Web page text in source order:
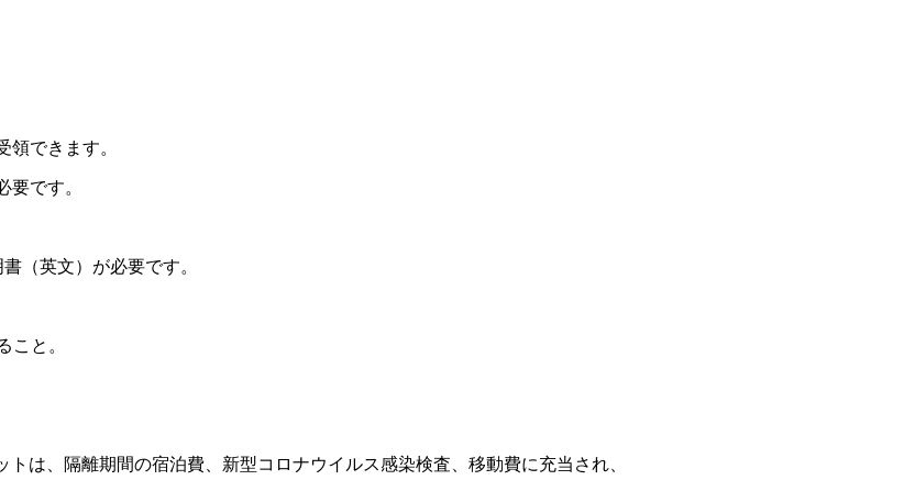
できます。
です。
（英文）が必要です。
と。
トは、隔離期間の宿泊費、新型コロナウイルス感染検査、移動費に充当され、